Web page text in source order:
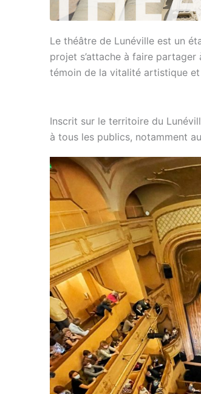
Le théâtre de Lunéville est un
projet s’attache à faire
témoin de la vitalité artistique
Inscrit sur le territoire du
à tous les publics, notamment